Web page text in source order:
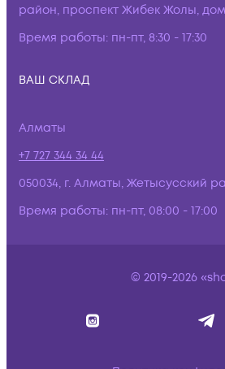
район, проспект Жибек Жолы, дом
Время работы: пн-пт, 8:30 - 17:30
ВАШ СКЛАД
Алматы
+7 727 344 34 44
050034, г. Алматы, Жетысусский
Время работы: пн-пт, 08:00 - 17:00
© 2019-2026